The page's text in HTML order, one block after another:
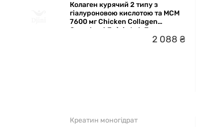
Колаген курячий 2 типу з
гіалуроновою кислотою та МСМ
7600 мг Chicken Collagen
Complex 4 En`vie Lab Без смаку
2 088 ₴
Креатин моногідрат